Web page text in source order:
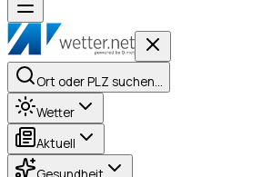
Ort oder PLZ suchen…
Wetter
Aktuell